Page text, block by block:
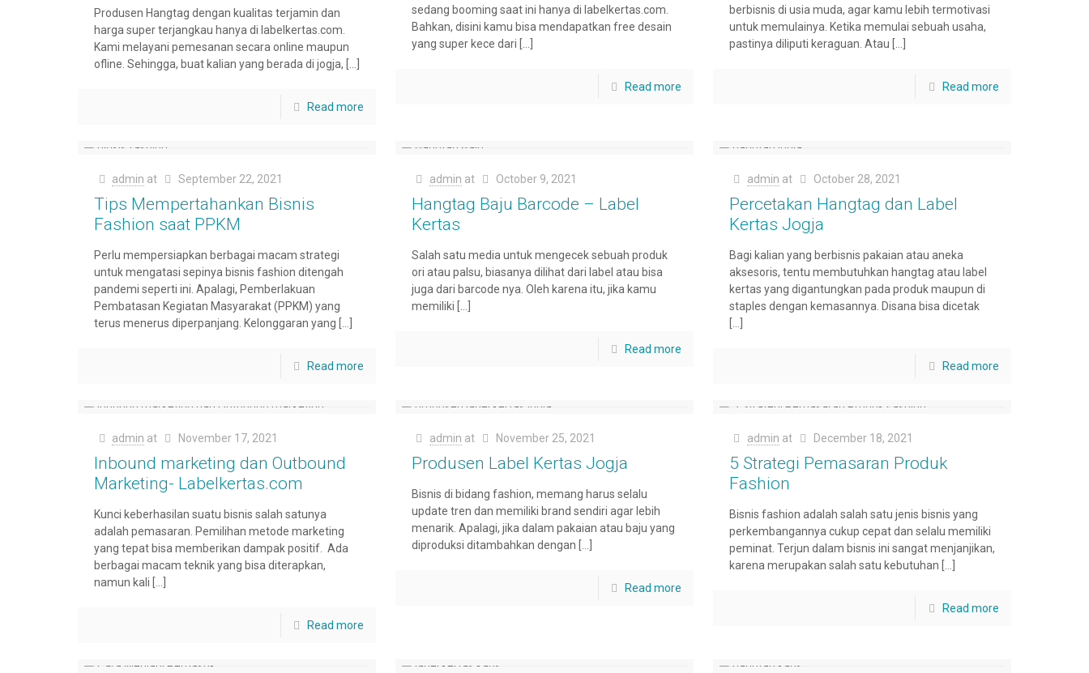
Produsen Hangtag dengan kualitas terjamin dan
harga super terjangkau hanya di labelkertas.com.
Kami melayani pemesanan secara online maupun
ofline. Sehingga, buat kalian yang berada di jogja,
Read more
sedang booming saat ini hanya di labelkertas.com.
Bahkan, disini kamu bisa mendapatkan free desain
yang super kece dari
Read more
berbisnis di usia muda, agar kamu lebih termotivasi
untuk memulainya. Ketika memulai sebuah usaha,
pastinya diliputi keraguan. Atau
Read more
admin at September 22, 2021
Tips Mempertahankan Bisnis
Fashion saat PPKM
Perlu mempersiapkan berbagai macam strategi
untuk mengatasi sepinya bisnis fashion ditengah
pandemi seperti ini. Apalagi, Pemberlakuan
Pembatasan Kegiatan Masyarakat (PPKM) yang
terus menerus diperpanjang. Kelonggaran yang
Read more
admin at October 9, 2021
Hangtag Baju Barcode – Label
Kertas
Salah satu media untuk mengecek sebuah produk
ori atau palsu, biasanya dilihat dari label atau bisa
juga dari barcode nya. Oleh karena itu, jika kamu
memiliki
Read more
admin at October 28, 2021
Percetakan Hangtag dan Label
Kertas Jogja
Bagi kalian yang berbisnis pakaian atau aneka
aksesoris, tentu membutuhkan hangtag atau label
kertas yang digantungkan pada produk maupun di
staples dengan kemasannya. Disana bisa dicetak
Read more
admin at November 17, 2021
Inbound marketing dan Outbound
Marketing- Labelkertas.com
Kunci keberhasilan suatu bisnis salah satunya
adalah pemasaran. Pemilihan metode marketing
yang tepat bisa memberikan dampak positif. Ada
berbagai macam teknik yang bisa diterapkan,
namun kali
Read more
admin at November 25, 2021
Produsen Label Kertas Jogja
Bisnis di bidang fashion, memang harus selalu
update tren dan memiliki brand sendiri agar lebih
menarik. Apalagi, jika dalam pakaian atau baju yang
diproduksi ditambahkan dengan
Read more
admin at December 18, 2021
5 Strategi Pemasaran Produk
Fashion
Bisnis fashion adalah salah satu jenis bisnis yang
perkembangannya cukup cepat dan selalu memiliki
peminat. Terjun dalam bisnis ini sangat menjanjikan,
karena merupakan salah satu kebutuhan
Read more